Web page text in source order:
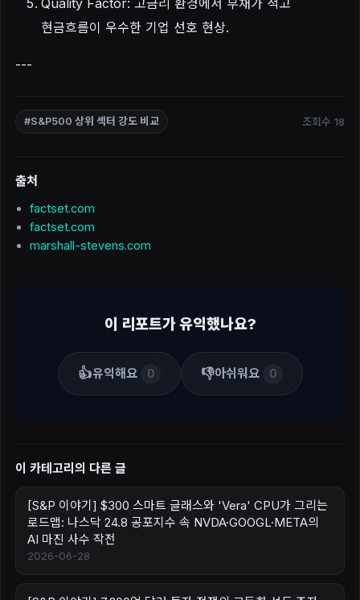
Quality Factor: 고금리 환경에서 부채가 적고
현금흐름이 우수한 기업 선호 현상.
---
#S&P500 상위 섹터 강도 비교 조회수 18
출처
factset.com
factset.com
marshall-stevens.com
이 리포트가 유익했나요?
👍유익해요 0 👎아쉬워요 0
이 카테고리의 다른 글
[S&P 이야기] $300 스마트 글래스와 'Vera' CPU가 그리는
로드맵: 나스닥 24.8 공포지수 속 NVDA·GOOGL·META의
AI 마진 사수 작전
2026-06-28